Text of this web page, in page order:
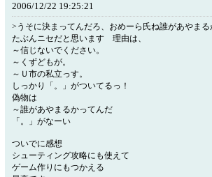
2006/12/22 19:25:21
>うそに決まってんだろ、おめーら氏ね誰があやま
たぶんニセだと思います 理由は、
～信じないでください。
～くずどもが。
～Ｕ市の私立っす。
しっかり「。」がついてるっ！
偽物は
～誰があやまるかってんだ
「。」がなーい
ついでに感想
シューティング攻略にも使えて
ゲーム作りにもつかえる